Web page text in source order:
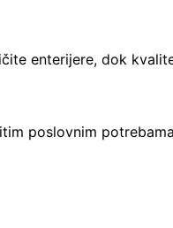
enterijere, dok
poslovnim